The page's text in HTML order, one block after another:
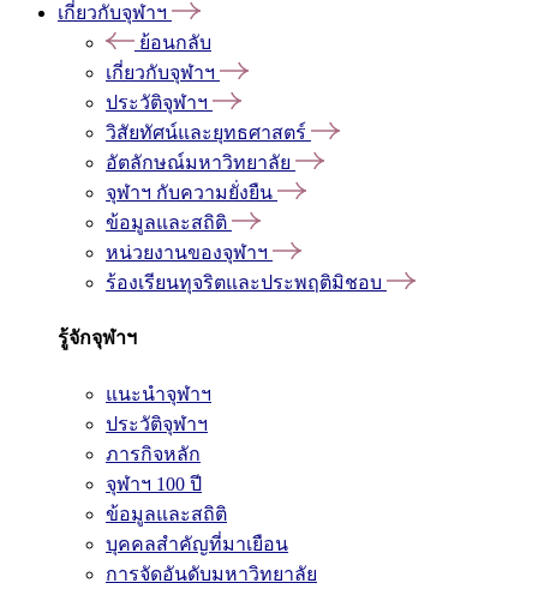
เกี่ยวกับจุฬาฯ
ย้อนกลับ
เกี่ยวกับจุฬาฯ
ประวัติจุฬาฯ
วิสัยทัศน์และยุทธศาสตร์
อัตลักษณ์มหาวิทยาลัย
จุฬาฯ กับความยั่งยืน
ข้อมูลและสถิติ
หน่วยงานของจุฬาฯ
ร้องเรียนทุจริตและประพฤติมิชอบ
รู้จักจุฬาฯ
แนะนำจุฬาฯ
ประวัติจุฬาฯ
ภารกิจหลัก
จุฬาฯ 100 ปี
ข้อมูลและสถิติ
บุคคลสำคัญที่มาเยือน
การจัดอันดับมหาวิทยาลัย